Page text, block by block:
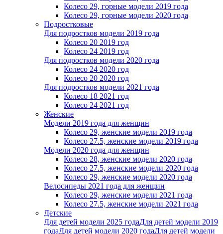
Колесо 29, горные модели 2019 года
Колесо 29, горные модели 2020 года
Подростковые
Для подростков модели 2019 года
Колесо 20 2019 год
Колесо 24 2019 год
Для подростков модели 2020 года
Колесо 24 2020 год
Колесо 20 2020 год
Для подростков модели 2021 года
Колесо 18 2021 год
Колесо 24 2021 год
Женскиe
Модели 2019 года для женщин
Колесо 29, женские модели 2019 года
Колесо 27.5, женские модели 2019 года
Модели 2020 года для женщин
Колесо 28, женские модели 2020 года
Колесо 27.5, женские модели 2020 года
Колесо 29, женские модели 2020 года
Велосипеды 2021 года для женщин
Колесо 29, женские модели 2021 года
Колесо 27.5, женские модели 2021 года
Детские
Для детей модели 2025 годаДля детей модели 2019
годаДля детей модели 2020 годаДля детей модели